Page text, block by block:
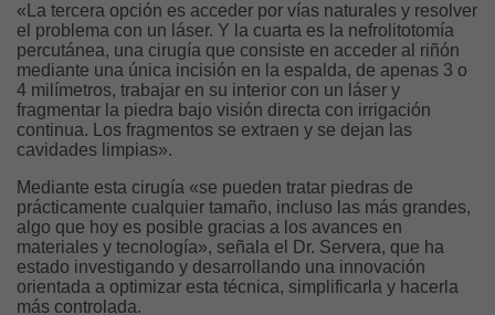
«La tercera opción es acceder por vías naturales y resolver
el problema con un láser. Y la cuarta es la nefrolitotomía
percutánea, una cirugía que consiste en acceder al riñón
mediante una única incisión en la espalda, de apenas 3 o
4 milímetros, trabajar en su interior con un láser y
fragmentar la piedra bajo visión directa con irrigación
continua. Los fragmentos se extraen y se dejan las
cavidades limpias».
Mediante esta cirugía «se pueden tratar piedras de
prácticamente cualquier tamaño, incluso las más grandes,
algo que hoy es posible gracias a los avances en
materiales y tecnología», señala el Dr. Servera, que ha
estado investigando y desarrollando una innovación
orientada a optimizar esta técnica, simplificarla y hacerla
más controlada.